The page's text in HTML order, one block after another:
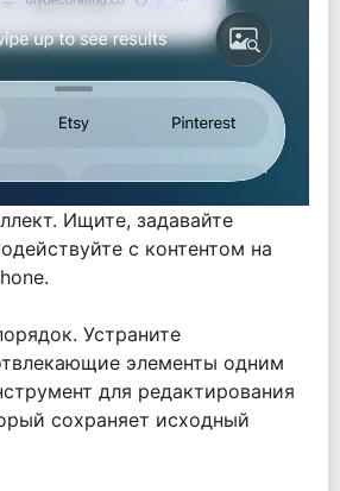
Ищите, задавайте
с контентом на
Устраните
элементы одним
для редактирования
сохраняет исходный